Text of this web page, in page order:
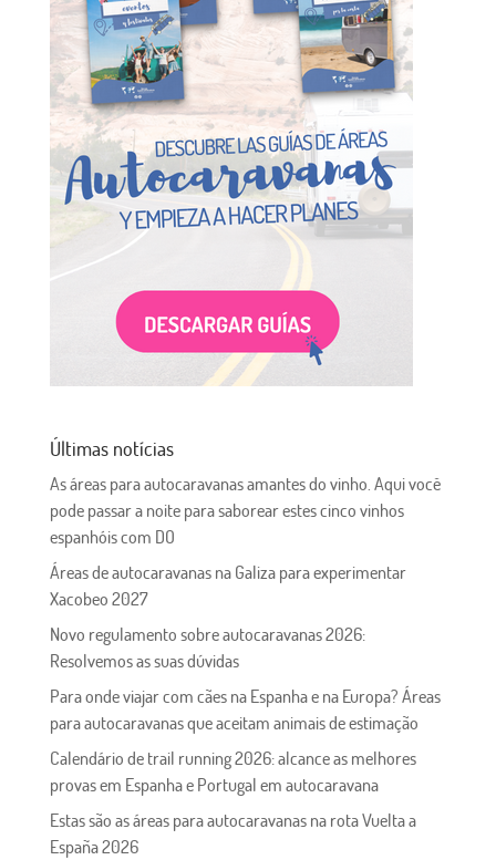
Últimas notícias
As áreas para autocaravanas amantes do vinho. Aqui você
pode passar a noite para saborear estes cinco vinhos
espanhóis com DO
Áreas de autocaravanas na Galiza para experimentar
Xacobeo 2027
Novo regulamento sobre autocaravanas 2026:
Resolvemos as suas dúvidas
Para onde viajar com cães na Espanha e na Europa? Áreas
para autocaravanas que aceitam animais de estimação
Calendário de trail running 2026: alcance as melhores
provas em Espanha e Portugal em autocaravana
Estas são as áreas para autocaravanas na rota Vuelta a
España 2026